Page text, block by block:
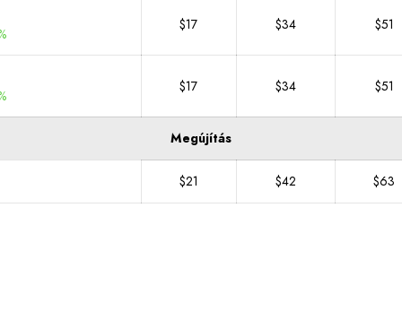
$17 $34 $51
$17 $34 $51
Megújítás
$21 $42 $63